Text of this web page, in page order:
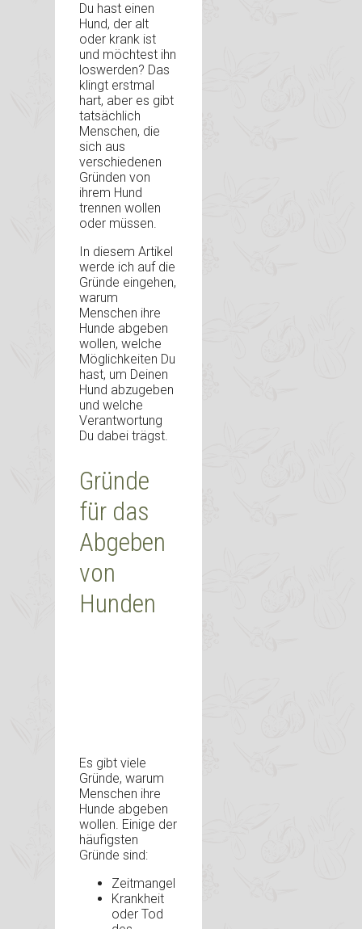
Du hast einen
Hund, der alt
oder krank ist
und möchtest ihn
loswerden? Das
klingt erstmal
hart, aber es gibt
tatsächlich
Menschen, die
sich aus
verschiedenen
Gründen von
ihrem Hund
trennen wollen
oder müssen.
In diesem Artikel
werde ich auf die
Gründe eingehen,
warum
Menschen ihre
Hunde abgeben
wollen, welche
Möglichkeiten Du
hast, um Deinen
Hund abzugeben
und welche
Verantwortung
Du dabei trägst.
Gründe
für das
Abgeben
von
Hunden
Es gibt viele
Gründe, warum
Menschen ihre
Hunde abgeben
wollen. Einige der
häufigsten
Gründe sind:
Zeitmangel
Krankheit
oder Tod